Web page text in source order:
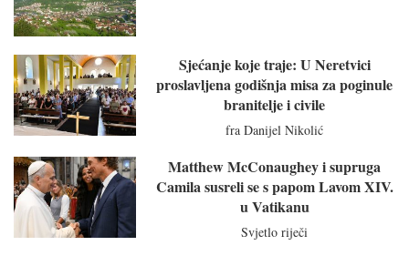
Sjećanje koje traje: U Neretvici
proslavljena godišnja misa za poginule
branitelje i civile
fra Danijel Nikolić
Matthew McConaughey i supruga
Camila susreli se s papom Lavom XIV.
u Vatikanu
Svjetlo riječi